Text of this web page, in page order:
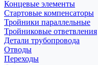
Концевые элементы
Стартовые компенсаторы
Тройники параллельные
Тройниковые ответвления
Детали трубопровода
Отводы
Переходы